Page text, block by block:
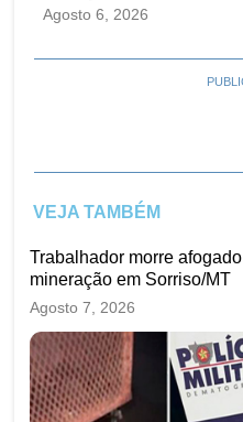
Agosto 6, 2026
VEJA TAMBÉM
Trabalhador morre
mineração em Sorriso/MT
Agosto 7, 2026